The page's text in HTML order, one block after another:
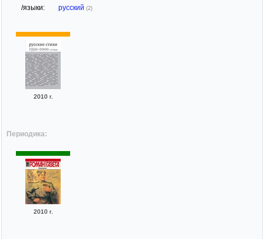
/языки: русский (2)
2010 г.
Периодика:
2010 г.